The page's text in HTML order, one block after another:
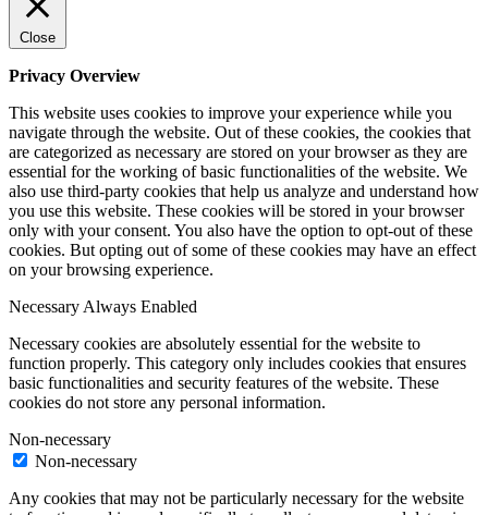
Close
Privacy Overview
This website uses cookies to improve your experience while you
navigate through the website. Out of these cookies, the cookies that
are categorized as necessary are stored on your browser as they are
essential for the working of basic functionalities of the website. We
also use third-party cookies that help us analyze and understand how
you use this website. These cookies will be stored in your browser
only with your consent. You also have the option to opt-out of these
cookies. But opting out of some of these cookies may have an effect
on your browsing experience.
Necessary Always Enabled
Necessary cookies are absolutely essential for the website to
function properly. This category only includes cookies that ensures
basic functionalities and security features of the website. These
cookies do not store any personal information.
Non-necessary
Non-necessary
Any cookies that may not be particularly necessary for the website